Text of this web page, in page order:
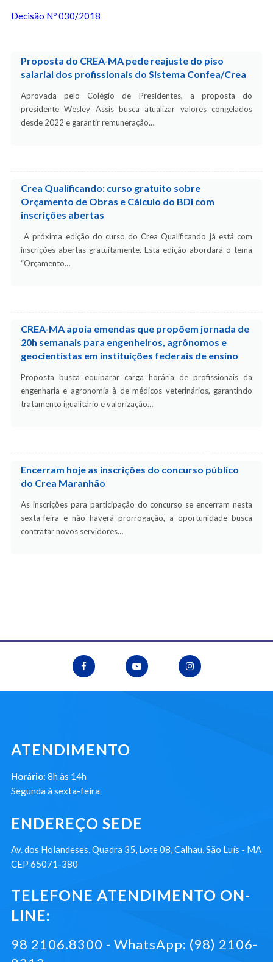
Decisão Nº 030/2018
Proposta do CREA-MA pede reajuste do piso
salarial dos profissionais do Sistema Confea/Crea
Aprovada pelo Colégio de Presidentes, a proposta do
presidente Wesley Assis busca atualizar valores congelados
desde 2022 e garantir remuneração…
Crea Qualificando: curso gratuito sobre
Orçamento de Obras e Cálculo do BDI com
inscrições abertas
A próxima edição do curso do Crea Qualificando já está com
inscrições abertas gratuitamente. Esta edição abordará o tema
“Orçamento…
CREA-MA apoia emendas que propõem jornada de
20h semanais para engenheiros, agrônomos e
geocientistas em instituições federais de ensino
Proposta busca equiparar carga horária de profissionais da
engenharia e agronomia à de médicos veterinários, garantindo
tratamento igualitário e valorização…
Encerram hoje as inscrições do concurso público
do Crea Maranhão
As inscrições para participação do concurso se encerram nesta
sexta-feira e não haverá prorrogação, a oportunidade busca
contratar novos servidores…
ATENDIMENTO
Horário: 8h às 14h
Segunda à sexta-feira
ENDEREÇO SEDE
Av. dos Holandeses, Quadra 35, Lote 08, Calhau, São Luís - MA
CEP 65071-380
TELEFONE ATENDIMENTO ON-
LINE:
98 2106.8300 - WhatsApp: (98) 2106-